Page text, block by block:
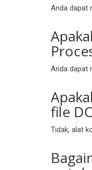
Anda dapat
Anda dapat
file
Tidak, alat